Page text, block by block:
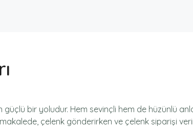
bir yoludur. Hem sevinçli hem de hüzünlü
çelenk gönderirken ve çelenk siparişi